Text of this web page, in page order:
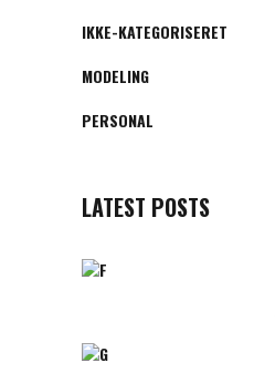
IKKE-KATEGORISERET
MODELING
PERSONAL
LATEST POSTS